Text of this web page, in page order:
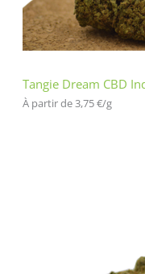
Tangie Dream CBD
À partir de 3,75€/g